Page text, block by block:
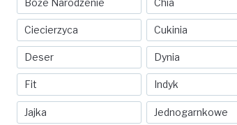
Ciecierzyca Cukinia
Deser Dynia
Fit Indyk
Jajka Jednogarnkowe